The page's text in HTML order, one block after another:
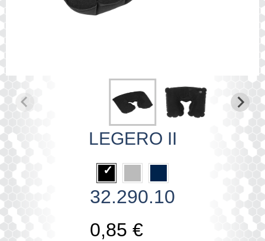
LEGERO II
32.290.10
0,85 €